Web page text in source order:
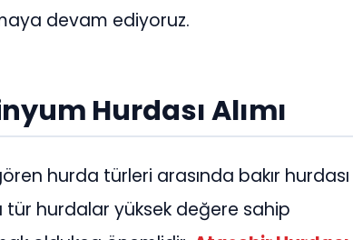
devam ediyoruz.
Hurdası Alımı
hurda türleri arasında bakır hurdası
tür hurdalar yüksek değere sahip